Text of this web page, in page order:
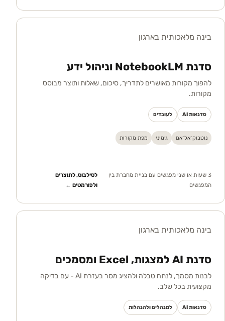
בינה מלאכותית בארגון
סדנת NotebookLM וניהול ידע
להפוך מקורות מאושרים לתדריך, סיכום, שאלות ותוצר מבוסס
מקורות.
סדנאות AI לעובדים
נוטבוק־אל־אם ג׳מיני מפת מקורות
3 שעות או שני מפגשים עם בניית מחברת בין
המפגשים
לסילבוס, לתוצרים
ולפורמטים ←
בינה מלאכותית בארגון
סדנת AI למצגות, Excel ומסמכים
לבנות מסמך, לנתח טבלה ולהציג מסר בעזרת AI - עם בדיקה
מקצועית בכל שלב.
סדנאות AI למנהלים ולהנהלות